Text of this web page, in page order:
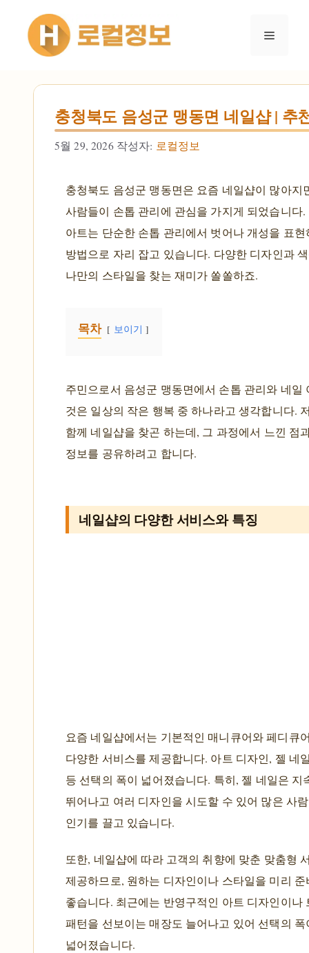
건너뛰기
메뉴
충청북도 음성군 맹동면 네일샵 | 추
5월 29, 2026 작성자: 로컬정보
충청북도 음성군 맹동면은 요즘 네일샵이 많아지
사람들이 손톱 관리에 관심을 가지게 되었습니다.
아트는 단순한 손톱 관리에서 벗어나 개성을 표
방법으로 자리 잡고 있습니다. 다양한 디자인과
나만의 스타일을 찾는 재미가 쏠쏠하죠.
목차 보이기
주민으로서 음성군 맹동면에서 손톱 관리와 네일
것은 일상의 작은 행복 중 하나라고 생각합니다.
함께 네일샵을 찾곤 하는데, 그 과정에서 느낀 점
정보를 공유하려고 합니다.
네일샵의 다양한 서비스와 특징
요즘 네일샵에서는 기본적인 매니큐어와 페디큐
다양한 서비스를 제공합니다. 아트 디자인, 젤 네
등 선택의 폭이 넓어졌습니다. 특히, 젤 네일은 지
뛰어나고 여러 디자인을 시도할 수 있어 많은 사
인기를 끌고 있습니다.
또한, 네일샵에 따라 고객의 취향에 맞춘 맞춤형
제공하므로, 원하는 디자인이나 스타일을 미리
좋습니다. 최근에는 반영구적인 아트 디자인이나
패턴을 선보이는 매장도 늘어나고 있어 선택의 폭
넓어졌습니다.